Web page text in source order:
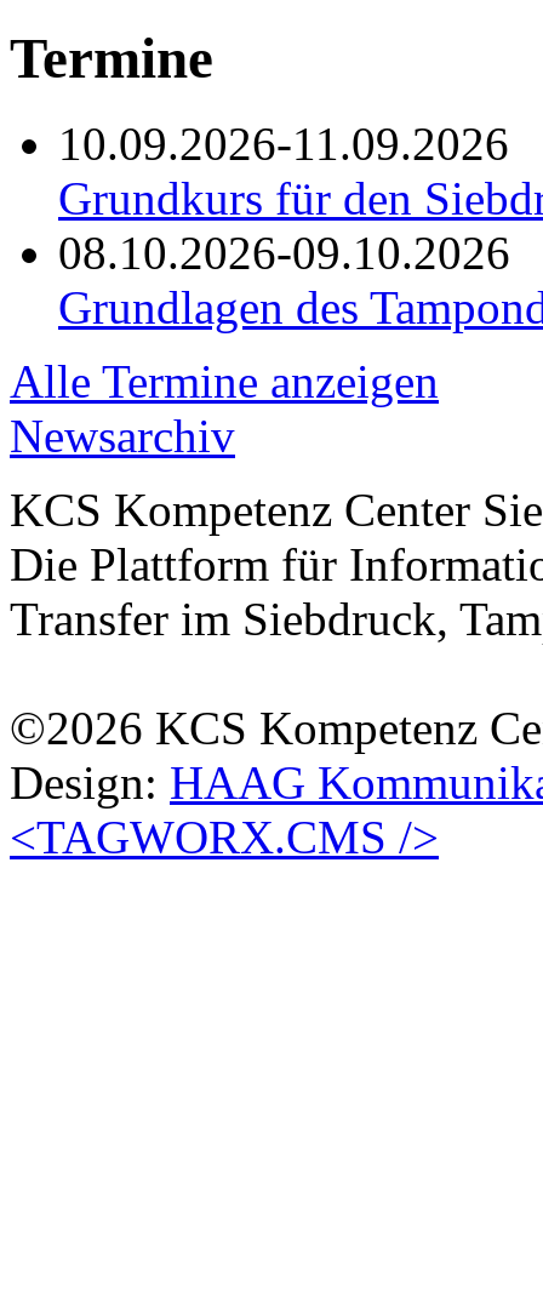
Termine
10.09.2026-11.09.2026
Grundkurs für den
08.10.2026-09.10.2026
Grundlagen des
Alle Termine anzeigen
Newsarchiv
KCS Kompetenz Center
Die Plattform für
Transfer im Siebdruck,
©2026 KCS Kompetenz
Design: HAAG
<TAGWORX.CMS />